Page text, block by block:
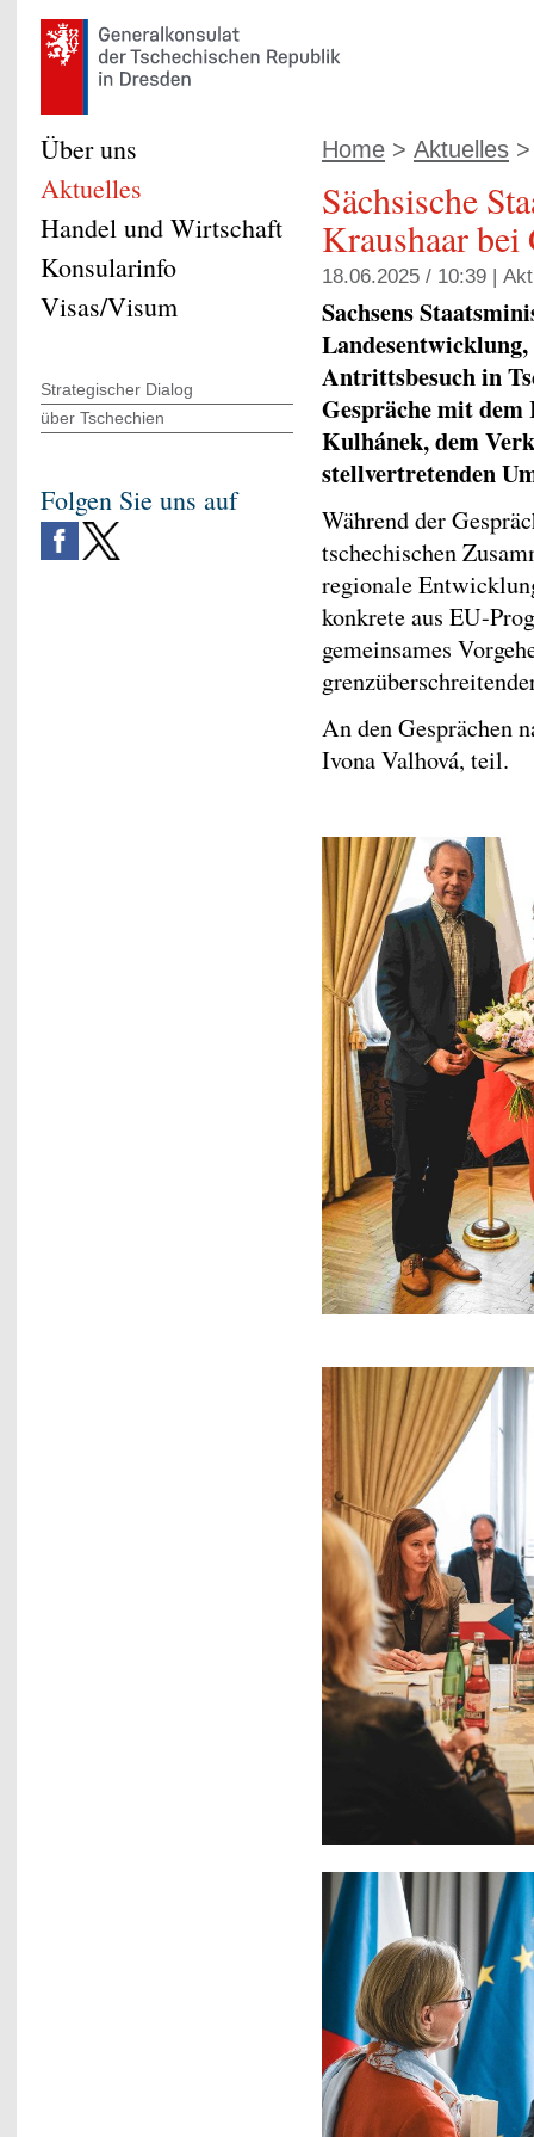
Home > Aktuelles
Sächsische
Kraushaar bei
18.06.2025 / 10:39 |
Sachsens
Antrittsbesuch in
Gespräche mit
Kulhánek, dem
stellvertretenden
Während der
tschechischen
regionale
konkrete aus EU-
gemeinsames
An den Gesprächen
Ivona Valhová, teil.
Über uns
Aktuelles
Handel und Wirtschaft
Konsularinfo
Visas/Visum
Strategischer Dialog
über Tschechien
Folgen Sie uns auf